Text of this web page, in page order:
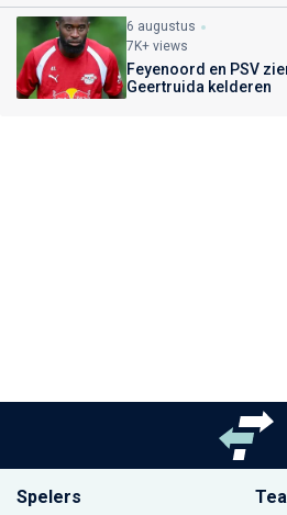
6 augustus
7K+ views
Feyenoord en PSV
Geertruida kelderen
Spelers